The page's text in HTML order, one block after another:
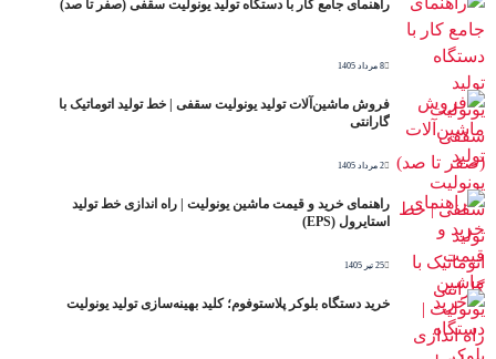
راهنمای جامع کار با دستگاه تولید یونولیت سقفی (صفر تا صد)
8 مرداد 1405
فروش ماشین‌آلات تولید یونولیت سقفی | خط تولید اتوماتیک با
گارانتی
2 مرداد 1405
راهنمای خرید و قیمت ماشین یونولیت | راه اندازی خط تولید
استایرول (EPS)
25 تیر 1405
خرید دستگاه بلوکر پلاستوفوم؛ کلید بهینه‌سازی تولید یونولیت